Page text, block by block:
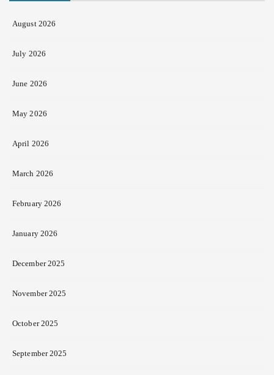
August 2026
July 2026
June 2026
May 2026
April 2026
March 2026
February 2026
January 2026
December 2025
November 2025
October 2025
September 2025